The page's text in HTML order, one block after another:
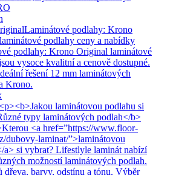
Laminátové podlahy: Krono
podlahy ceny a nabídky
podlahy: Krono Original laminátové
vysoce kvalitní a cenově dostupné.
řešení 12 mm laminátových
Krono.
laminátovou podlahu si
typy laminátových podlah</b>
<a href=”https://www.floor-
dubovy-laminat/”>laminátovou
a> si vybrat? Lifestlyle laminát nabízí
možností laminátových podlah.
dřeva, barvy, odstínu a tónu. Výběr